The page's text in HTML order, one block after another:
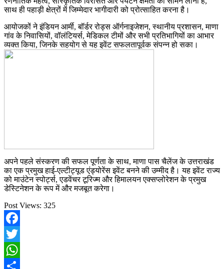
साथ ही पहाड़ी क्षेत्रों में जिम्मेदार भागीदारी को प्रोत्साहित करना है।
आयोजकों ने इंडियन आर्मी, बॉर्डर रोड्स ऑर्गनाइजेशन, स्थानीय प्रशासन, माणा
गांव के निवासियों, वॉलंटियर्स, मेडिकल टीमों और सभी प्रतिभागियों का आभार
व्यक्त किया, जिनके सहयोग से यह इवेंट सफलतापूर्वक संपन्न हो सका।
अपने पहले संस्करण की सफल पूर्णता के साथ, माणा पास चैलेंज के उत्तराखंड
का एक प्रमुख हाई-एल्टीट्यूड एंड्योरेंस इवेंट बनने की उम्मीद है। यह इवेंट राज्य
को माउंटेन स्पोर्ट्स, एडवेंचर टूरिज्म और हिमालयन एक्सप्लोरेशन के प्रमुख
डेस्टिनेशन के रूप में और मजबूत करेगा।
Post Views: 325
Facebook
Twitter
WhatsApp